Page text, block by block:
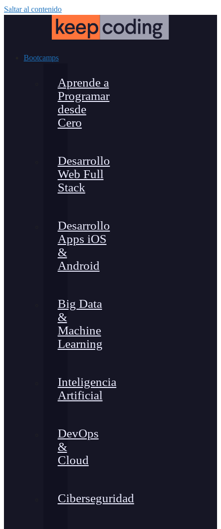
Saltar al contenido
Bootcamps
Aprende a
Programar
desde
Cero
Desarrollo
Web Full
Stack
Desarrollo
Apps iOS
&
Android
Big Data
&
Machine
Learning
Inteligencia
Artificial
DevOps
&
Cloud
Ciberseguridad